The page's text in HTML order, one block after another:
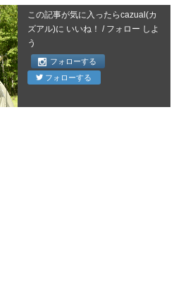
この記事が気に入ったらcazual(カ
ズアル)に いいね！ / フォロー しよ
う
フォローする
フォローする